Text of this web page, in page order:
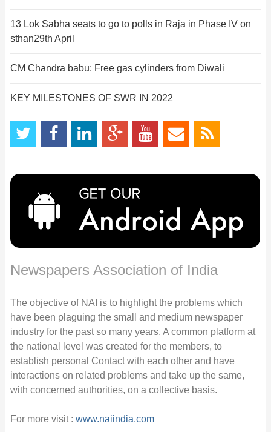
13 Lok Sabha seats to go to polls in Raja in Phase IV on
sthan29th April
CM Chandra babu: Free gas cylinders from Diwali
KEY MILESTONES OF SWR IN 2022
Newspapers Association of India
The objective of NAI is to highlight the problems which
have been plaguing the small and medium newspaper
industry for the past so many years. A common platform at
the national level was created for the members, to
establish personal Contact with each other and have
interactions on related problems and take up the same,
with concerned authorities, on a collective basis.
For more visit : www.naiindia.com